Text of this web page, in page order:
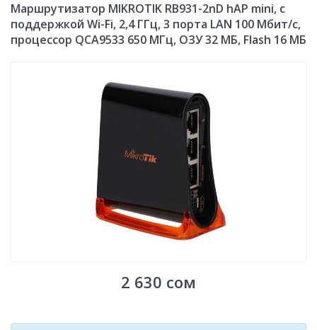
Маршрутизатор MIKROTIK RB931-2nD hAP mini, с
поддержкой Wi-Fi, 2,4 ГГц, 3 порта LAN 100 Мбит/с,
процессор QCA9533 650 МГц, ОЗУ 32 МБ, Flash 16 МБ
2 630 сом